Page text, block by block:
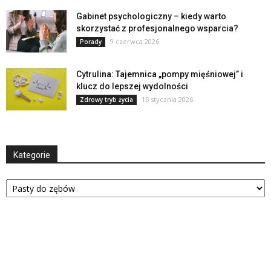
Gabinet psychologiczny – kiedy warto
skorzystać z profesjonalnego wsparcia?
Porady 9 czerwca 2026
Cytrulina: Tajemnica „pompy mięśniowej” i
klucz do lepszej wydolności
Zdrowy tryb życia 15 stycznia 2026
Kategorie
Kategorie